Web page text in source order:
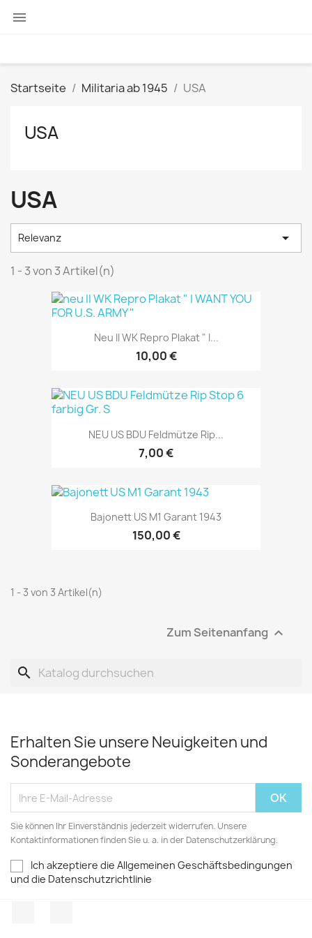

Startseite Militaria ab 1945 USA
USA
USA
Relevanz 
1 - 3 von 3 Artikel(n)
Neu II WK Repro Plakat " I...
10,00 €
NEU US BDU Feldmütze Rip...
7,00 €
Bajonett US M1 Garant 1943
150,00 €
1 - 3 von 3 Artikel(n)
Zum Seitenanfang 
search
Erhalten Sie unsere Neuigkeiten und
Sonderangebote
Sie können Ihr Einverständnis jederzeit widerrufen. Unsere
Kontaktinformationen finden Sie u. a. in der Datenschutzerklärung.
Ich akzeptiere die Allgemeinen Geschäftsbedingungen
und die Datenschutzrichtlinie